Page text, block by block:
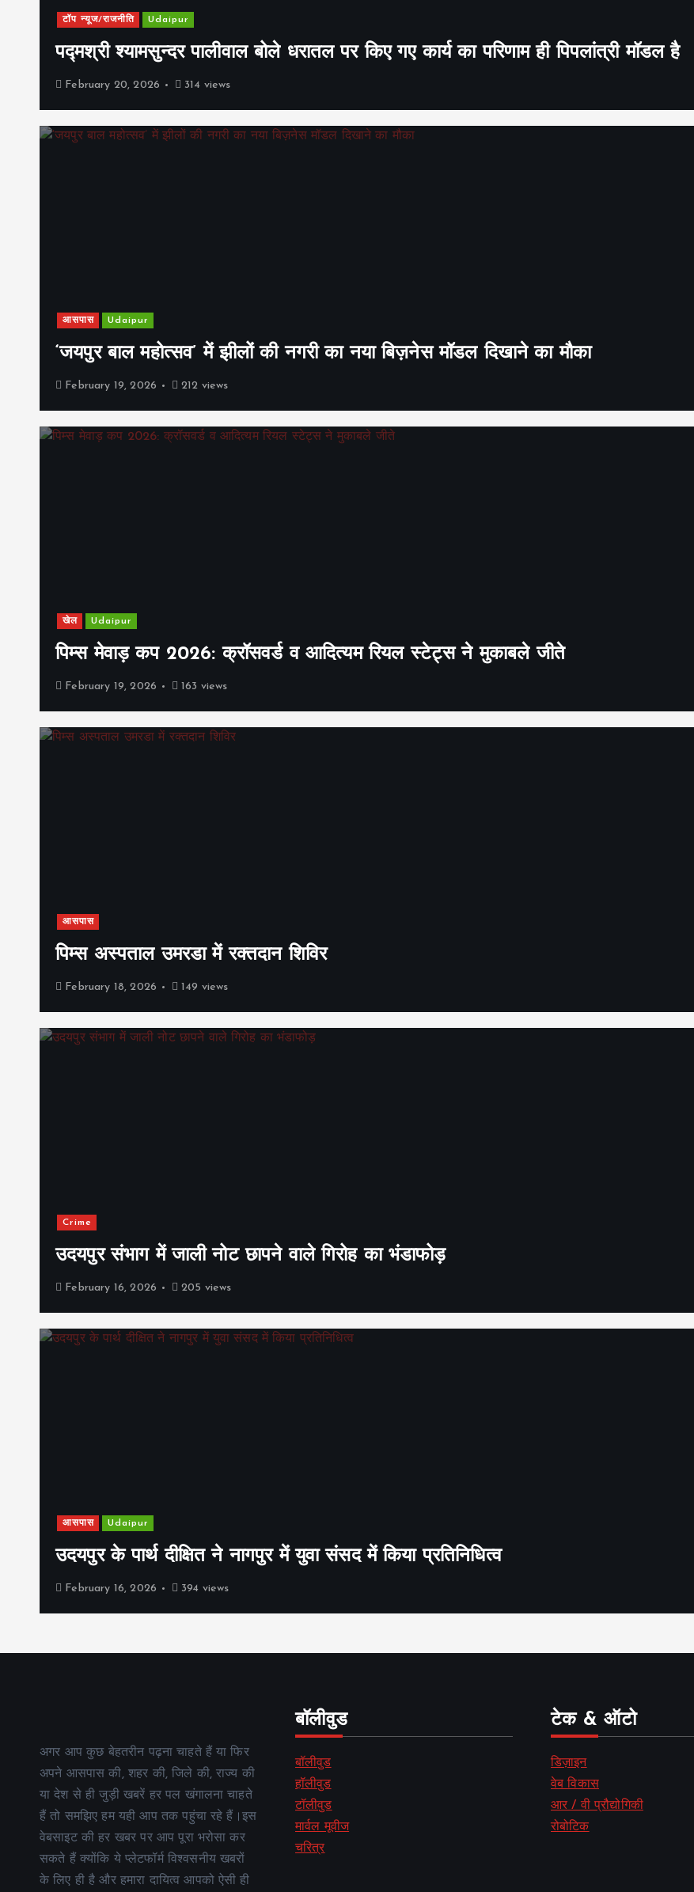
टॉप न्यूज/राजनीति Udaipur
पद्मश्री श्यामसुन्दर पालीवाल बोले धरातल पर किए गए कार्य का परिणाम ही पिपलांत्री मॉडल है
February 20, 2026 314 views
आसपास Udaipur
‘जयपुर बाल महोत्सव’ में झीलों की नगरी का नया बिज़नेस मॉडल दिखाने का मौका
February 19, 2026 212 views
खेल Udaipur
पिम्स मेवाड़ कप 2026: क्रॉसवर्ड व आदित्यम रियल स्टेट्स ने मुकाबले जीते
February 19, 2026 163 views
आसपास
पिम्स अस्पताल उमरडा में रक्तदान शिविर
February 18, 2026 149 views
Crime
उदयपुर संभाग में जाली नोट छापने वाले गिरोह का भंडाफोड़
February 16, 2026 205 views
आसपास Udaipur
उदयपुर के पार्थ दीक्षित ने नागपुर में युवा संसद में किया प्रतिनिधित्व
February 16, 2026 394 views
अगर आप कुछ बेहतरीन पढ़ना चाहते हैं या फिर
अपने आसपास की, शहर की, जिले की, राज्य की
या देश से ही जुड़ी खबरें हर पल खंगालना चाहते
हैं तो समझिए हम यही आप तक पहुंचा रहे हैं।इस
वेबसाइट की हर खबर पर आप पूरा भरोसा कर
सकते हैं क्योंकि ये प्लेटफॉर्म विश्वसनीय खबरों
के लिए ही है और हमारा दायित्व आपको ऐसी ही
बॉलीवुड
बॉलीवुड
हॉलीवुड
टॉलीवुड
मार्वल मूवीज
चरित्र
टेक & ऑटो
डिज़ाइन
वेब विकास
आर / वी प्रौद्योगिकी
रोबोटिक